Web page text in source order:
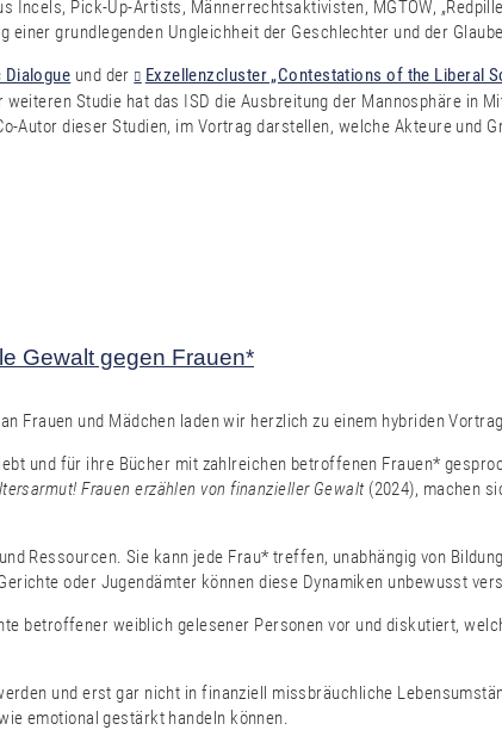
Pick-Up-Artists, Männerrechtsaktivisten, MGTOW,
grundlegenden Ungleichheit der Geschlechter und der
und der Exzellenzcluster „Contestations of the Liberal
Studie hat das ISD die Ausbreitung der Mannosphäre in
Autor dieser Studien, im Vortrag darstellen, welche Akteure und
Gewalt gegen Frauen*
Frauen und Mädchen laden wir herzlich zu einem hybriden
und für ihre Bücher mit zahlreichen betroffenen Frauen*
Frauen erzählen von finanzieller Gewalt (2024), machen
Ressourcen. Sie kann jede Frau* treffen, unabhängig von
oder Jugendämter können diese Dynamiken unbewusst
betroffener weiblich gelesener Personen vor und diskutiert,
und erst gar nicht in finanziell missbräuchliche
emotional gestärkt handeln können.